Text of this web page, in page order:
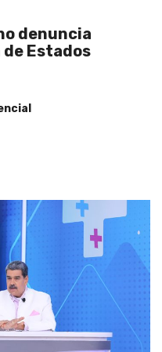
denuncia
Estados